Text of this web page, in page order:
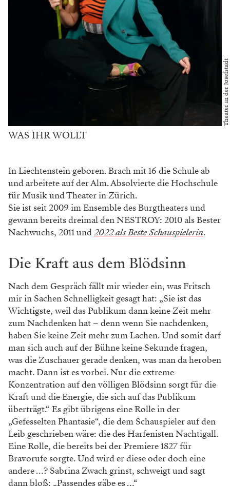
Theater in der Josefstadt
WAS IHR WOLLT
In Liechtenstein geboren. Brach mit 16 die Schule ab
und arbeitete auf der Alm. Absolvierte die Hochschule
für Musik und Theater in Zürich.
Sie ist seit 2009 im Ensemble des Burgtheaters und
gewann bereits dreimal den NESTROY: 2010 als Bester
Nachwuchs, 2011 und2022 als Beste Schauspielerin.
Die Kraft aus dem Blödsinn
Nach dem Gespräch fällt mir wieder ein, was Fritsch
mir in Sachen Schnelligkeit gesagt hat: „Sie ist das
Wichtigste, weil das Publikum dann keine Zeit mehr
zum Nachdenken hat – denn wenn Sie nachdenken,
haben Sie keine Zeit mehr zum Lachen. Und somit darf
man sich auch auf der Bühne keine Sekunde fragen,
was die Zuschauer gerade denken, was man da heroben
macht. Dann ist es vorbei. Nur die extreme
Konzentration auf den völligen Blödsinn sorgt für die
Kraft und die Energie, die sich auf das Publikum
überträgt.“ Es gibt übrigens eine Rolle in der
„Gefesselten Phantasie“, die dem Schauspieler auf den
Leib geschrieben wäre: die des Harfenisten Nachtigall.
Eine Rolle, die bereits bei der Premiere 1827 für
Bravorufe sorgte. Und wird er diese oder doch eine
andere …? Sabrina Zwach grinst, schweigt und sagt
dann bloß: „Passendes gäbe es …“